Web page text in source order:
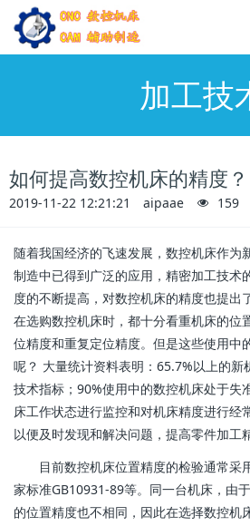
加工技
如何提高数控机床的精度？
2019-11-22 12:21:21 aipaae 159
随着我国经济的飞速发展，数控机床作为
制造中已得到广泛的应用，精密加工技术
度的不断提高，对数控机床的精度也提出
在选购数控机床时，都十分看重机床的位
位精度和重复定位精度。但是这些使用中
呢？ 大量统计资料表明：65.7%以上的新
技术指标；90%使用中的数控机床处于失
床工作状态进行监控和对机床精度进行经
以便及时发现和解决问题，提高零件加工
目前数控机床位置精度的检验通常采
家标准GB10931-89等。同一台机床，由
的位置精度也不相同，因此在选择数控机